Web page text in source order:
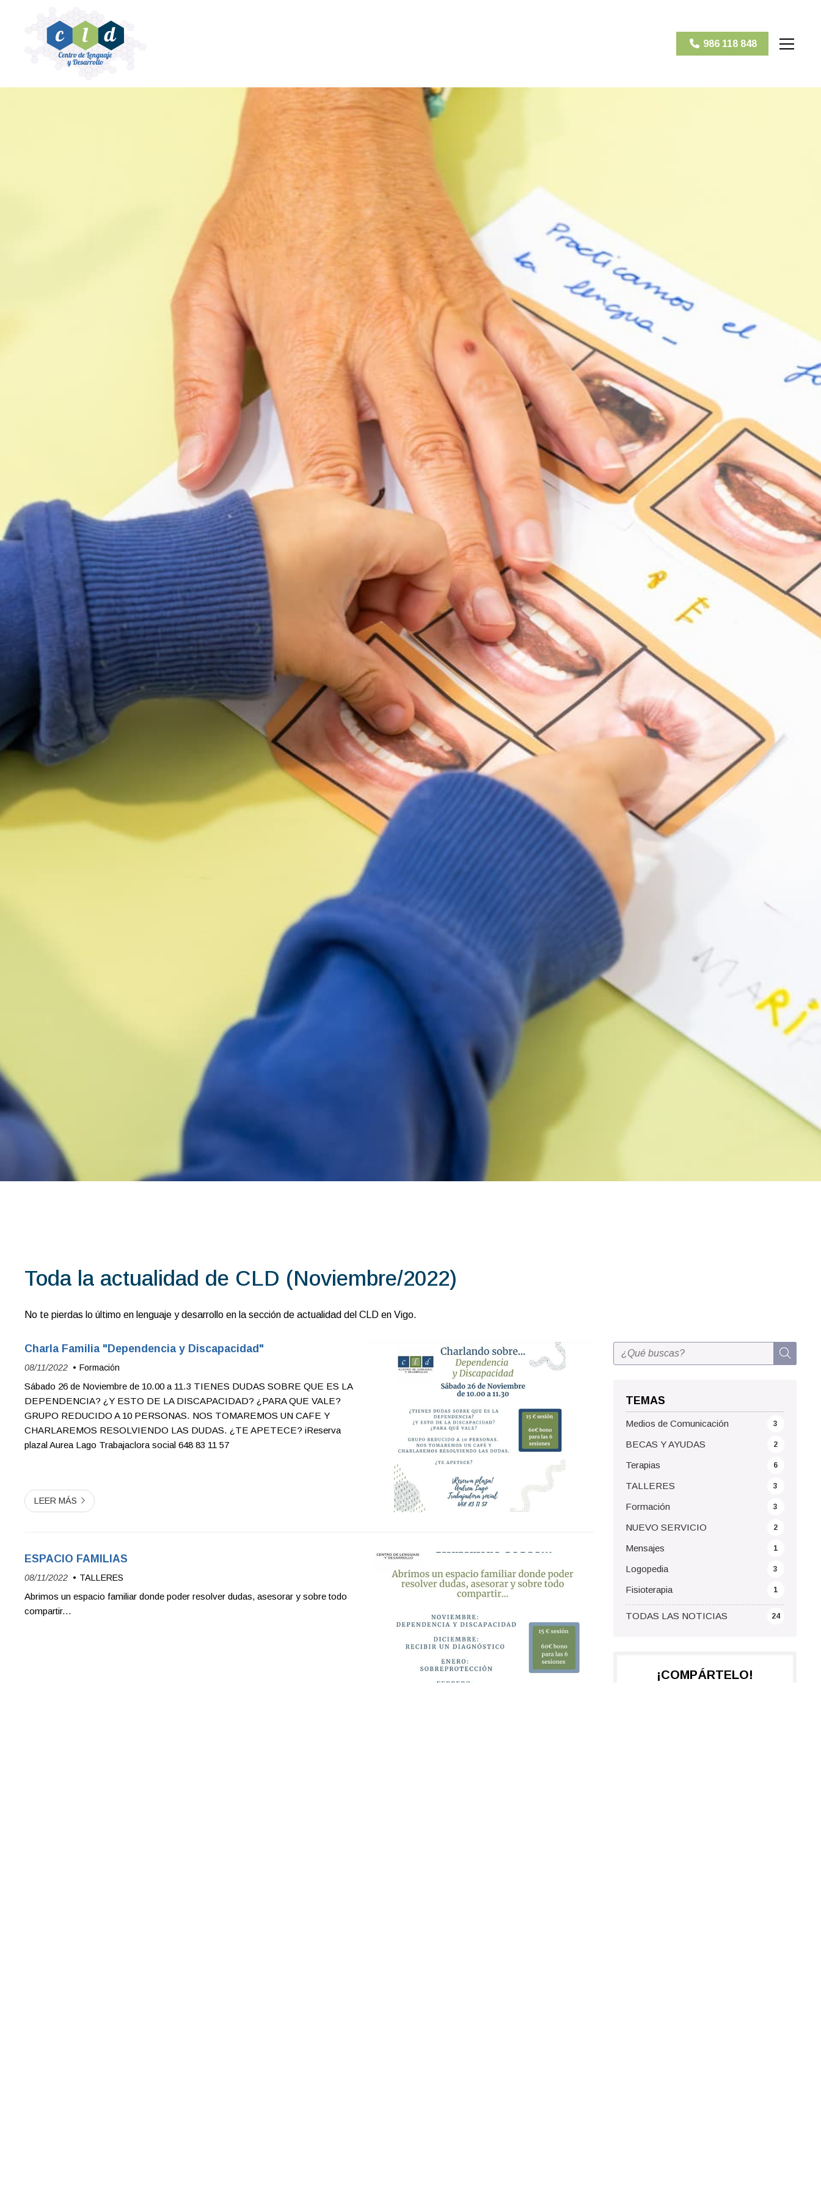
986 118 848
Toda la actualidad de CLD (Noviembre/2022)
No te pierdas lo último en lenguaje y desarrollo en la sección de actualidad del CLD en Vigo.
TEMAS
TODAS LAS NOTICIAS 24
Medios de Comunicación 3
BECAS Y AYUDAS 2
Terapias 6
TALLERES 3
Formación 3
NUEVO SERVICIO 2
Mensajes 1
Logopedia 3
Fisioterapia 1
Charla Familia "Dependencia y Discapacidad"
08/11/2022 Formación
Sábado 26 de Noviembre de 10.00 a 11.3 TIENES DUDAS SOBRE QUE ES LA
DEPENDENCIA? ¿Y ESTO DE LA DISCAPACIDAD? ¿PARA QUE VALE?
GRUPO REDUCIDO A 10 PERSONAS. NOS TOMAREMOS UN CAFE Y
CHARLAREMOS RESOLVIENDO LAS DUDAS. ¿TE APETECE? iReserva
plazal Aurea Lago Trabajaclora social 648 83 11 57
LEER MÁS
ESPACIO FAMILIAS
08/11/2022 TALLERES
Abrimos un espacio familiar donde poder resolver dudas, asesorar y sobre todo
compartir...
¡COMPÁRTELO!